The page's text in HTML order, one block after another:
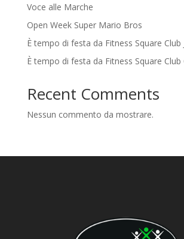
Voce alle Marche
Open Week Super Mario Bros
È tempo di festa da Fitness Square Club
È tempo di festa da Fitness Square Club
Recent Comments
Nessun commento da mostrare.